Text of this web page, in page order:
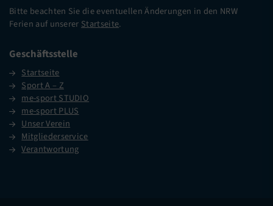
Bitte beachten Sie die eventuellen Änderungen in den NRW
Ferien auf unserer Startseite.
Geschäftsstelle
Startseite
Sport A – Z
me-sport STUDIO
me-sport PLUS
Unser Verein
Mitgliederservice
Verantwortung